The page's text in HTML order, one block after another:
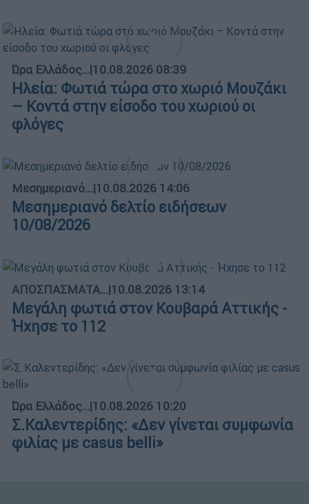
Ώρα Ελλάδος...|10.08.2026 08:39
Ηλεία: Φωτιά τώρα στο χωριό Μουζάκι
– Κοντά στην είσοδο του χωριού οι
φλόγες
Μεσημεριανό...|10.08.2026 14:06
Μεσημεριανό δελτίο ειδήσεων
10/08/2026
ΑΠΟΣΠΑΣΜΑΤΑ...|10.08.2026 13:14
Μεγάλη φωτιά στον Κουβαρά Αττικής -
Ήχησε το 112
Ώρα Ελλάδος...|10.08.2026 10:20
Σ.Καλεντερίδης: «Δεν γίνεται συμφωνία
φιλίας με casus belli»